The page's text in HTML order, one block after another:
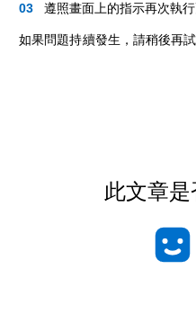
遵照畫面上的指示再次執行
如果問題持續發生，請稍後再試
此文章是